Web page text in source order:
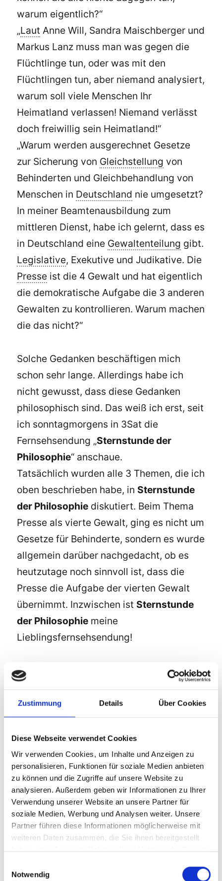
Zustimmung Details Über Cookies
Diese Webseite verwendet Cookies
Wir verwenden Cookies, um Inhalte und Anzeigen zu
personalisieren, Funktionen für soziale Medien anbieten
zu können und die Zugriffe auf unsere Website zu
analysieren. Außerdem geben wir Informationen zu Ihrer
Verwendung unserer Website an unsere Partner für
soziale Medien, Werbung und Analysen weiter. Unsere
Partner führen diese Informationen möglicherweise mit
weiteren Daten zusammen, die Sie ihnen bereitgestellt
haben oder die sie im Rahmen Ihrer Nutzung der Dienste
Notwendig
warum eigentlich?“
„Laut Anne Will, Sandra Maischberger und
Markus Lanz muss man was gegen die
Flüchtlinge tun, oder was mit den
Flüchtlingen tun, aber niemand analysiert,
warum soll viele Menschen Ihr
Heimatland verlassen! Niemand verlässt
doch freiwillig sein Heimatland!“
„Warum werden ausgerechnet Gesetze
zur Sicherung von Gleichstellung von
Behinderten und Gleichbehandlung von
Menschen in Deutschland nie umgesetzt?
In meiner Beamtenausbildung zum
mittleren Dienst, habe ich gelernt, dass es
in Deutschland eine Gewaltenteilung gibt.
Legislative, Exekutive und Judikative. Die
Presse ist die 4 Gewalt und hat eigentlich
die demokratische Aufgabe die 3 anderen
Gewalten zu kontrollieren. Warum machen
die das nicht?“
Solche Gedanken beschäftigen mich
schon sehr lange. Allerdings habe ich
nicht gewusst, dass diese Gedanken
philosophisch sind. Das weiß ich erst, seit
ich sonntagmorgens in 3Sat die
Fernsehsendung „Sternstunde der
Philosophie“ anschaue.
Tatsächlich wurden alle 3 Themen, die ich
oben beschrieben habe, in Sternstunde
der Philosophie diskutiert. Beim Thema
Presse als vierte Gewalt, ging es nicht um
Gesetze für Behinderte, sondern es wurde
allgemein darüber nachgedacht, ob es
heutzutage noch sinnvoll ist, dass die
Presse die Aufgabe der vierten Gewalt
übernimmt. Inzwischen ist Sternstunde
der Philosophie meine
Lieblingsfernsehsendung!
Nun hat Richard David Precht ein neues
Buch geschrieben mit dem Titel „Von der
Pflicht“. Ich habe mir das Buch gekauft
und werde es im Augustlesen.
Buch von Richard David Precht mit dem Titel „Von der
Pflicht“. Auf dem Buchcover sieht man eine Corona-Maske.
„Philosophie ist nicht nur Theorie!“
weiterlesen